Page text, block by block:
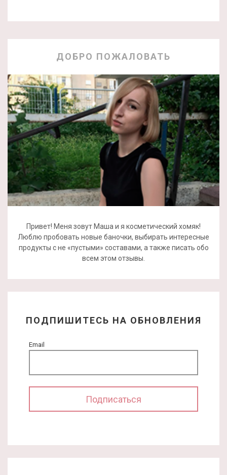
ДОБРО ПОЖАЛОВАТЬ
Привет! Меня зовут Маша и я косметический хомяк!
Люблю пробовать новые баночки, выбирать интересные
продукты с не «пустыми» составами, а также писать обо
всем этом отзывы.
ПОДПИШИТЕСЬ НА ОБНОВЛЕНИЯ
Email